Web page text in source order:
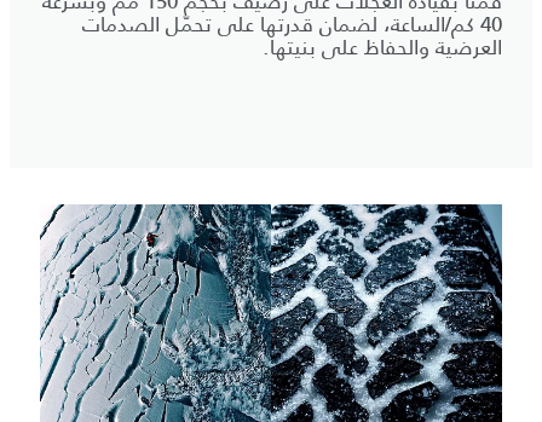
40 كم/الساعة، لضمان قدرتها على تحمّل الصدمات
العرضية والحفاظ على بنيتها.